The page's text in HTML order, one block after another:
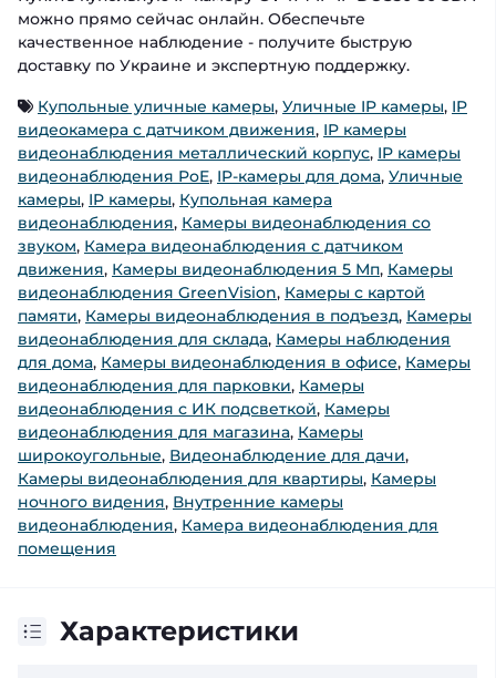
можно прямо сейчас онлайн. Обеспечьте
качественное наблюдение - получите быструю
доставку по Украине и экспертную поддержку.
Купольные уличные камеры, Уличные IP камеры, IP
видеокамера с датчиком движения, IP камеры
видеонаблюдения металлический корпус, IP камеры
видеонаблюдения PoE, IP-камеры для дома, Уличные
камеры, IP камеры, Купольная камера
видеонаблюдения, Камеры видеонаблюдения со
звуком, Камера видеонаблюдения с датчиком
движения, Камеры видеонаблюдения 5 Мп, Камеры
видеонаблюдения GreenVision, Камеры с картой
памяти, Камеры видеонаблюдения в подъезд, Камеры
видеонаблюдения для склада, Камеры наблюдения
для дома, Камеры видеонаблюдения в офисе, Камеры
видеонаблюдения для парковки, Камеры
видеонаблюдения с ИК подсветкой, Камеры
видеонаблюдения для магазина, Камеры
широкоугольные, Видеонаблюдение для дачи,
Камеры видеонаблюдения для квартиры, Камеры
ночного видения, Внутренние камеры
видеонаблюдения, Камера видеонаблюдения для
помещения
Характеристики